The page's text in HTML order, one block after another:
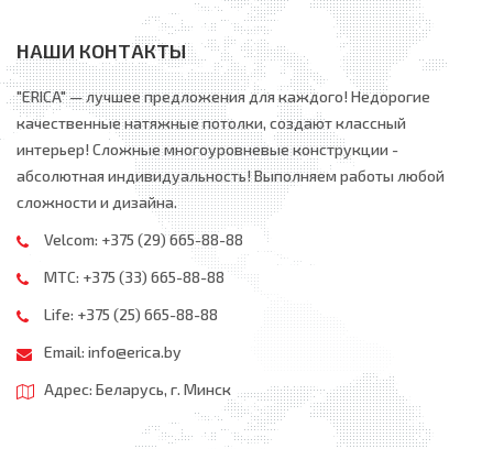
НАШИ КОНТАКТЫ
"ERICA" — лучшее предложения для каждого! Недорогие
качественные натяжные потолки, создают классный
интерьер! Сложные многоуровневые конструкции -
абсолютная индивидуальность! Выполняем работы любой
сложности и дизайна.
Velcom: +375 (29) 665-88-88
МТС: +375 (33) 665-88-88
Life: +375 (25) 665-88-88
Email: info@erica.by
Адрес: Беларусь, г. Минск